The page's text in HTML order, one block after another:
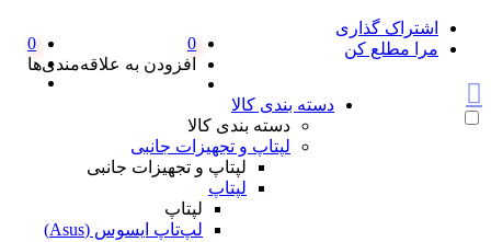
اشتراک گذاری
مرا مطلع کن
0
افزودن به علاقه‌مندی‌ها
0
دسته بندی کالا
دسته بندی کالا
لپتاپ و تجهیزات جانبی
لپتاپ و تجهیزات جانبی
لپتاپ
لپتاپ
لپ‌تاپ ایسوس (Asus)